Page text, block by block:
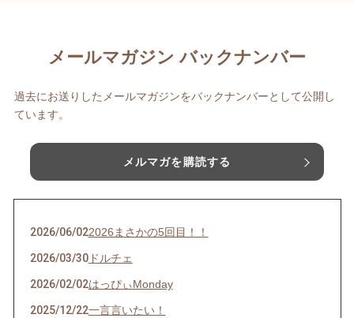
メールマガジン バックナンバー
過去にお送りしたメールマガジンをバックナンバーとして公開し
ています。
メルマガを購読する
2026/06/022026まさかの5回目！！
2026/03/30ドルチェ
2026/02/02はっぴぃMonday
2025/12/22一言言いたい！